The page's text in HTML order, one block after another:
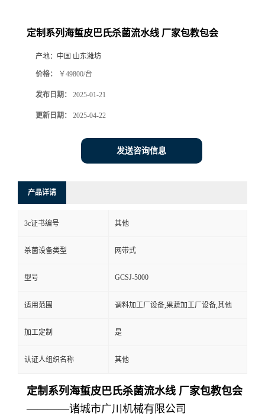
定制系列海蜇皮巴氏杀菌流水线 厂家包教包会
产地： 中国 山东潍坊
价格： ￥49800/台
发布日期： 2025-01-21
更新日期： 2025-04-22
发送咨询信息
产品详请
3c证书编号 其他
杀菌设备类型 网带式
型号 GCSJ-5000
适用范围 调料加工厂设备,果蔬加工厂设备,其他
加工定制 是
认证人组织名称 其他
定制系列海蜇皮巴氏杀菌流水线 厂家包教包会
————诸城市广川机械有限公司